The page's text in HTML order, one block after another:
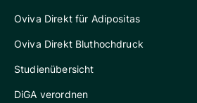
Oviva Direkt für Adipositas
Oviva Direkt Bluthochdruck
Studienübersicht
DiGA verordnen